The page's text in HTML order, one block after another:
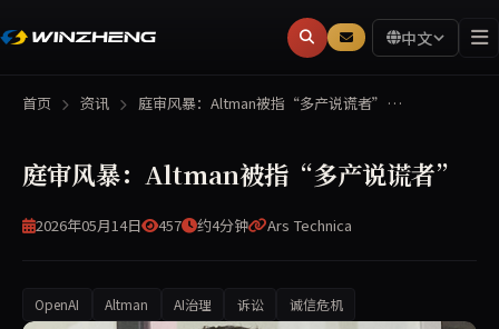
中文
首页 资讯 庭审风暴：Altman被指“多产说谎者”…
庭审风暴：Altman被指“多产说谎者”
2026年05月14日 457 约4分钟 Ars Technica
OpenAI Altman AI治理 诉讼 诚信危机